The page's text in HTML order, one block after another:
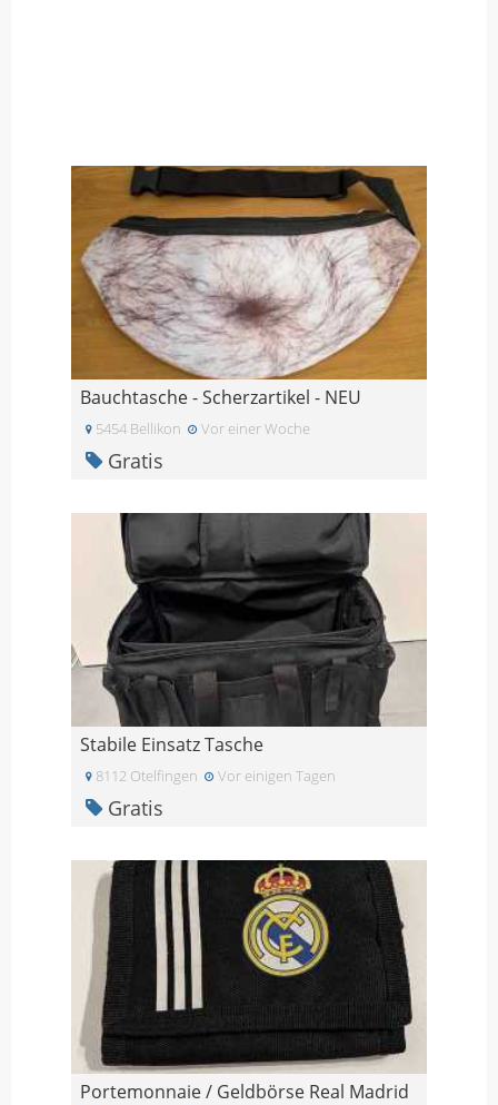
Bauchtasche - Scherzartikel - NEU
5454 Bellikon Vor einer Woche
Gratis
Stabile Einsatz Tasche
8112 Otelfingen Vor einigen Tagen
Gratis
Portemonnaie / Geldbörse Real Madrid